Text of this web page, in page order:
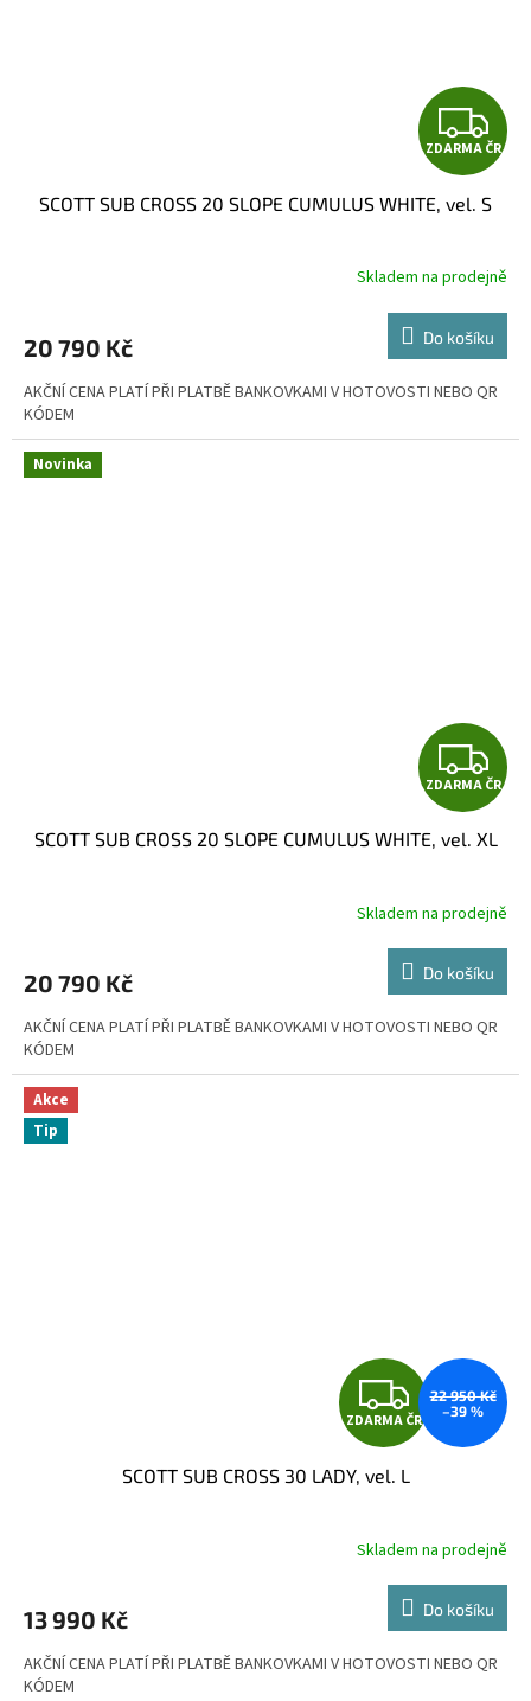
Z
D
A
R
M
A
ZDARMA ČR
SCOTT SUB CROSS 20 SLOPE CUMULUS WHITE, vel. S
Skladem na prodejně
20 790 Kč Do košíku
AKČNÍ CENA PLATÍ PŘI PLATBĚ BANKOVKAMI V HOTOVOSTI NEBO QR
KÓDEM
Novinka
Z
D
A
R
M
A
ZDARMA ČR
SCOTT SUB CROSS 20 SLOPE CUMULUS WHITE, vel. XL
Skladem na prodejně
20 790 Kč Do košíku
AKČNÍ CENA PLATÍ PŘI PLATBĚ BANKOVKAMI V HOTOVOSTI NEBO QR
KÓDEM
Akce
Tip
Z
D
A
R
M
A
ZDARMA ČR
22 950 Kč
–39 %
SCOTT SUB CROSS 30 LADY, vel. L
Skladem na prodejně
13 990 Kč Do košíku
AKČNÍ CENA PLATÍ PŘI PLATBĚ BANKOVKAMI V HOTOVOSTI NEBO QR
KÓDEM